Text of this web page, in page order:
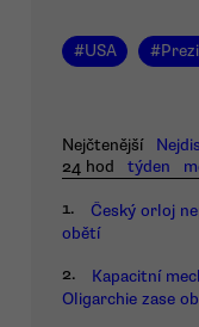
#USA #
Nejčtenější
24 hod
týden
1.
Český orloj
obětí
2.
Kapacitní
Oligarchie zase